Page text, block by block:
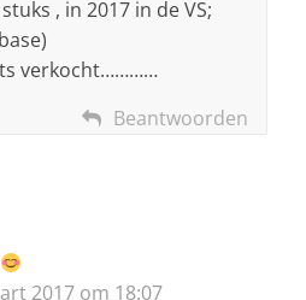
, in 2017 in de VS;
verkocht…………
Beantwoorden
2017 om 18:07